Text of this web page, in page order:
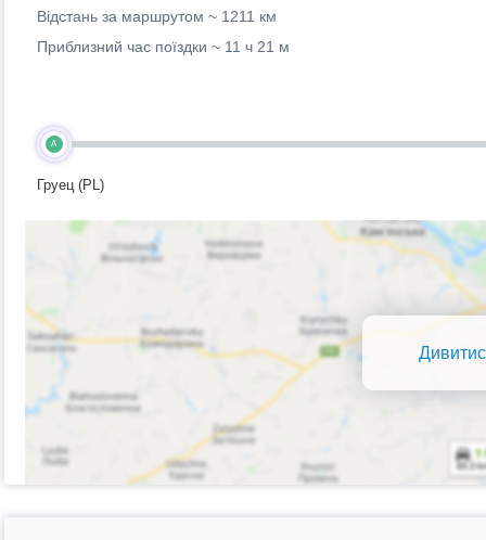
Відстань за маршрутом ~ 1211 км
Приблизний час поїздки ~ 11 ч 21 м
A
Груец (PL)